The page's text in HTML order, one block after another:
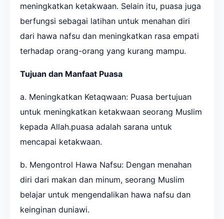
meningkatkan ketakwaan. Selain itu, puasa juga
berfungsi sebagai latihan untuk menahan diri
dari hawa nafsu dan meningkatkan rasa empati
terhadap orang-orang yang kurang mampu.
Tujuan dan Manfaat Puasa
a. Meningkatkan Ketaqwaan: Puasa bertujuan
untuk meningkatkan ketakwaan seorang Muslim
kepada Allah.puasa adalah sarana untuk
mencapai ketakwaan.
b. Mengontrol Hawa Nafsu: Dengan menahan
diri dari makan dan minum, seorang Muslim
belajar untuk mengendalikan hawa nafsu dan
keinginan duniawi.